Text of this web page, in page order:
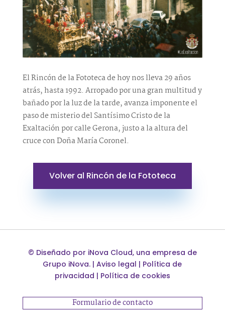
El Rincón de la Fototeca de hoy nos lleva 29 años
atrás, hasta 1992. Arropado por una gran multitud y
bañado por la luz de la tarde, avanza imponente el
paso de misterio del Santísimo Cristo de la
Exaltación por calle Gerona, justo a la altura del
cruce con Doña María Coronel.
Volver al Rincón de la Fototeca
© Diseñado por iNova Cloud, una empresa de
Grupo iNova. |Aviso legal | Política de
privacidad | Política de cookies
Formulario de contacto